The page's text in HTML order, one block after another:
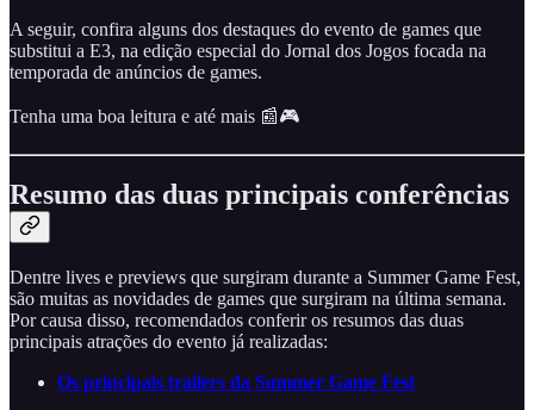
A seguir, confira alguns dos destaques do evento de games que
substitui a E3, na edição especial do Jornal dos Jogos focada na
temporada de anúncios de games.
Tenha uma boa leitura e até mais 📰🎮
Resumo das duas principais conferências
Dentre lives e previews que surgiram durante a Summer Game Fest,
são muitas as novidades de games que surgiram na última semana.
Por causa disso, recomendados conferir os resumos das duas
principais atrações do evento já realizadas:
Os principais trailers da Summer Game Fest